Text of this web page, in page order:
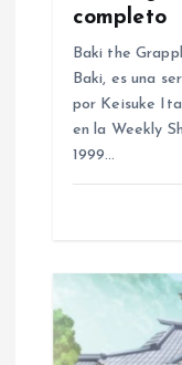
completo
Baki the
Baki, es una
por Keisuke
en la Weekly
1999…